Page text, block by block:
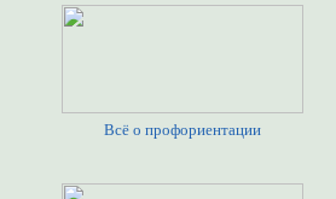
Всё о профориентации